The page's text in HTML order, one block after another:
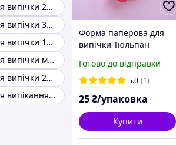
Форма для випічки 28 см
Форма для випічки 30 см
Форма для випічки 12 см
Форма для випічки маленька
Форма для випічки 21 см
Форма для випікання 18 см
Форма паперова для
випічки Тюльпан
10 шт
Готово до відправки
5.0 (1)
25₴/упаковка
Купити